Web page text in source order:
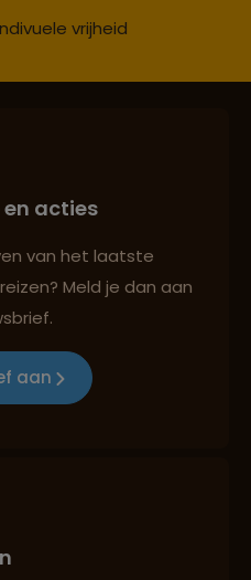
vrijheid
reisadvies
mens, cultuur en milieu
reisadvies
acties
van het laatste
Meld je dan aan
aan